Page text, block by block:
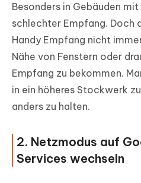
Besonders in Gebäuden
schlechter Empfang. Doch
Handy Empfang nicht
Nähe von Fenstern oder
Empfang zu bekommen.
in ein höheres Stockwerk
anders zu halten.
2. Netzmodus auf
Services wechseln